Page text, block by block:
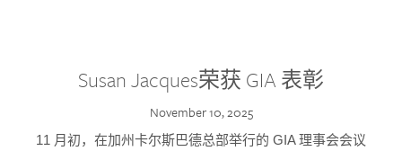
Susan Jacques荣获 GIA 表彰
November 10, 2025
11 月初，在加州卡尔斯巴德总部举行的 GIA 理事会会议